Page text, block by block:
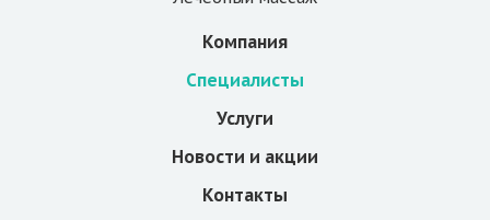
Компания
Специалисты
Услуги
Новости и акции
Контакты